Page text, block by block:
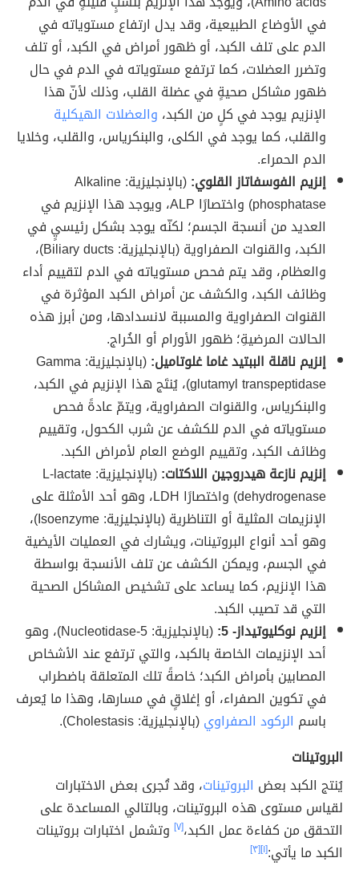
في الأوضاع الطبيعية، وقد يدل ارتفاع مستوياته في
الدم على تلف الكبد، أو ظهور أمراض في الكبد، أو تلف
وتضرر العضلات، كما ترتفع مستوياته في الدم في حال
ظهور مشاكل صحيةٍ في عضلة القلب، وذلك لأنّ هذا
الإنزيم يوجد في كلٍ من الكبد، والعضلات الهيكلية
والقلب، كما يوجد في الكلى، والبنكرياس، والقلب، وخلايا
الدم الحمراء.
إنزيم الفوسفاتاز القلوي:
(بالإنجليزية: Alkaline
phosphatase) واختصارًا ALP، ويوجد هذا الإنزيم في
العديد من أنسجة الجسم؛ لكنّه يوجد بشكل رئيسيٍ في
الكبد، والقنوات الصفراوية (بالإنجليزية: Biliary ducts)،
والعظام، وقد يتم فحص مستوياته في الدم لتقييم أداء
وظائف الكبد، والكشف عن أمراض الكبد المؤثرة في
القنوات الصفراوية والمسببة لانسدادها، ومن أبرز هذه
الحالات المرضيةِ؛ ظهور الأورام أو الخُراج.
إنزيم ناقلة الببتيد غاما غلوتاميل:
(بالإنجليزية: Gamma
glutamyl transpeptidase)، يُنتَج هذا الإنزيم في الكبد،
والبنكرياس، والقنوات الصفراوية، ويتمّ عادةً فحص
مستوياته في الدم للكشف عن شرب الكحول، وتقييم
وظائف الكبد، وتقييم الوضع العام لأمراض الكبد.
إنزيم نازعة هيدروجين اللاكتات:
(بالإنجليزية: L-lactate
dehydrogenase) واختصارًا LDH، وهو أحد الأمثلة على
الإنزيمات المثلية أو التناظرية (بالإنجليزية: Isoenzyme)،
وهو أحد أنواع البروتينات، ويشارك في العمليات الأيضية
في الجسم، ويمكن الكشف عن تلف الأنسجة بواسطة
هذا الإنزيم، كما يساعد على تشخيص المشاكل الصحية
التي قد تصيب الكبد.
إنزيم نوكليوتيداز- 5:
(بالإنجليزية: 5-Nucleotidase)، وهو
أحد الإنزيمات الخاصة بالكبد، والتي ترتفع عند الأشخاص
المصابين بأمراض الكبد؛ خاصةً تلك المتعلقة باضطراب
في تكوين الصفراء، أو إغلاقٍ في مسارها، وهذا ما يُعرف
باسم الركود الصفراوي(بالإنجليزية: Cholestasis).
البروتينات
يُنتج الكبد بعض البروتينات، وقد تُجرى بعض الاختبارات
لقياس مستوى هذه البروتينات، وبالتالي المساعدة على
التحقق من كفاءة عمل الكبد،[٧]
وتشمل اختبارات بروتينات
الكبد ما يأتي:[١] [٣]